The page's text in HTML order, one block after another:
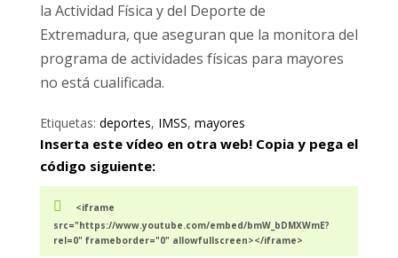
la Actividad Física y del Deporte de
Extremadura, que aseguran que la monitora del
programa de actividades físicas para mayores
no está cualificada.
Etiquetas: deportes, IMSS, mayores
Inserta este vídeo en otra web! Copia y pega el
código siguiente:
<iframe
src="https://www.youtube.com/embed/bmW_bDMXWmE?
rel=0" frameborder="0" allowfullscreen></iframe>